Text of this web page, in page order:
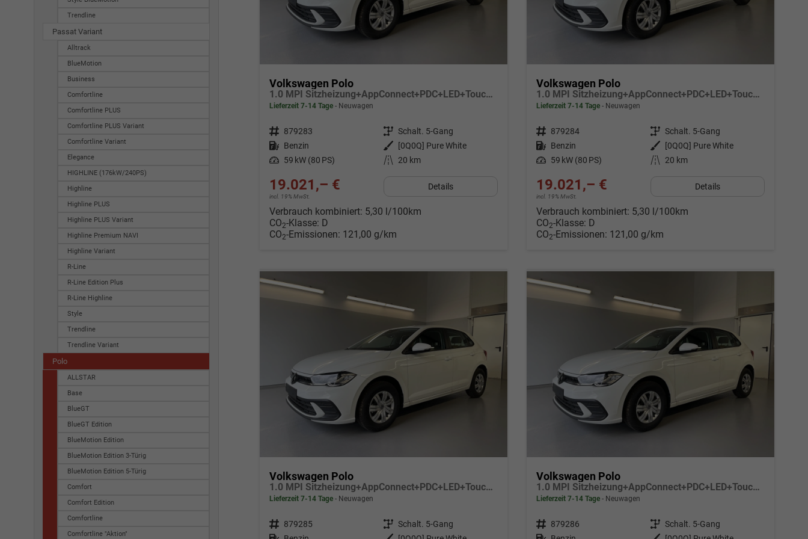
Volkswagen Polo
1.0 MPI Sitzheizung+AppConnect+PDC+LED+Touch+Lichtsensor+MultiLenkrad
Lieferzeit 7-14 Tage Neuwagen
Fahrzeugnr. 879283 Getriebe Schalt. 5-Gang
Kraftstoff Benzin Außenfarbe
[0Q0Q] Pure White
Leistung 59 kW (80 PS) Kilometerstand 20 km
19.021,– €
incl. 19% MwSt.
Details
Verbrauch kombiniert: 5,30 l/100km
CO2-Klasse: D
CO2-Emissionen: 121,00 g/km
Volkswagen Polo
1.0 MPI Sitzheizung+AppConnect+PDC+LED+Touch+Lichtsensor+MultiLenkrad
Lieferzeit 7-14 Tage Neuwagen
Fahrzeugnr. 879284 Getriebe Schalt. 5-Gang
Kraftstoff Benzin Außenfarbe
[0Q0Q] Pure White
Leistung 59 kW (80 PS) Kilometerstand 20 km
19.021,– €
incl. 19% MwSt.
Details
Verbrauch kombiniert: 5,30 l/100km
CO2-Klasse: D
CO2-Emissionen: 121,00 g/km
Volkswagen Polo
1.0 MPI Sitzheizung+AppConnect+PDC+LED+Touch+Lichtsensor+MultiLenkrad
Lieferzeit 7-14 Tage Neuwagen
Fahrzeugnr. 879285 Getriebe Schalt. 5-Gang
Volkswagen Polo
1.0 MPI Sitzheizung+AppConnect+PDC+LED+Touch+Lichtsensor+MultiLenkrad
Lieferzeit 7-14 Tage Neuwagen
Fahrzeugnr. 879286 Getriebe Schalt. 5-Gang
Trendline
Passat Variant
Alltrack
BlueMotion
Business
Comfortline
Comfortline PLUS
Comfortline PLUS Variant
Comfortline Variant
Elegance
HIGHLINE (176kW/240PS)
Highline
Highline PLUS
Highline PLUS Variant
Highline Premium NAVI
Highline Variant
R-Line
R-Line Edition Plus
R-Line Highline
Style
Trendline
Trendline Variant
Polo
ALLSTAR
Base
BlueGT
BlueGT Edition
BlueMotion Edition
BlueMotion Edition 3-Türig
BlueMotion Edition 5-Türig
Comfort
Comfort Edition
Comfortline
Comfortline "Aktion"